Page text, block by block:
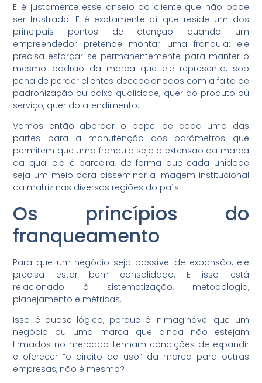
E é justamente esse anseio do cliente que não pode
ser frustrado. E é exatamente aí que reside um dos
principais pontos de atenção quando um
empreendedor pretende montar uma franquia: ele
precisa esforçar-se permanentemente para manter o
mesmo padrão da marca que ele representa, sob
pena de perder clientes decepcionados com a falta de
padronização ou baixa qualidade, quer do produto ou
serviço, quer do atendimento.
Vamos então abordar o papel de cada uma das
partes para a manutenção dos parâmetros que
permitem que uma franquia seja a extensão da marca
da qual ela é parceira, de forma que cada unidade
seja um meio para disseminar a imagem institucional
da matriz nas diversas regiões do país.
Os princípios do
franqueamento
Para que um negócio seja passível de expansão, ele
precisa estar bem consolidado. E isso está
relacionado à sistematização, metodologia,
planejamento e métricas.
Isso é quase lógico, porque é inimaginável que um
negócio ou uma marca que ainda não estejam
firmados no mercado tenham condições de expandir
e oferecer “o direito de uso” da marca para outras
empresas, não é mesmo?